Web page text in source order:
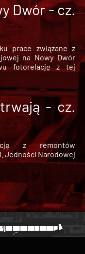
Dwór - cz.
prace związane z
na Nowy Dwór
fotorelację z tej
- cz.
z remontów
Jedności Narodowej